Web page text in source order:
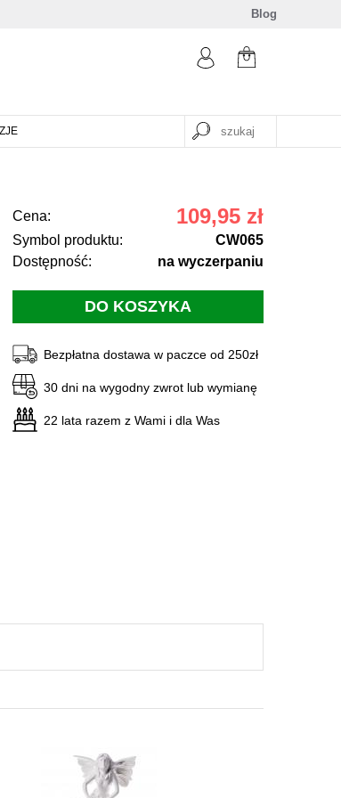
Blog
Cena: 109,95 zł
Symbol produktu:
CW065
Dostępność:
na wyczerpaniu
Bezpłatna dostawa w paczce od 250zł
30 dni na wygodny zwrot lub wymianę
22 lata razem z Wami i dla Was